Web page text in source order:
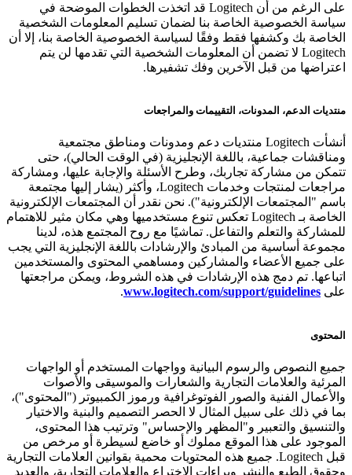
على الرغم من أن Logitech قد اتخذت الخطوات الموضحة في
سياسة الخصوصية الخاصة بنا لضمان تسليم المعلومات الشخصية
الخاصة بك وكشفها فقط وفقًا لسياسة الخصوصية الخاصة بنا، إلا أن
Logitech لا تضمن أن المعلومات الشخصية التي تقدمها لن يتم
اعتراضها من قبل الآخرين وفك تشفيرها.
منتديات الدعم، المدونات، التقييمات والمراجعات
أنشأت Logitech منتديات دعم ومدونات ومناطق مجتمعية
ومناقشات جماعية، باللغة الإنجليزية (في الوقت الحالي)، حتى
تتمكن من مشاركة تجاربك، وطرح الأسئلة والإجابة عليها، ومشاركة
مراجعات لمنتجات وخدمات Logitech، وأكثر (يشار إليها مجتمعة
باسم "المجتمعات الإلكترونية"). نحن نقدر أن المجتمعات الإلكترونية
الخاصة بـ Logitech تعكس تنوع مستخدميها وهي مكان مثير للاهتمام
للمشاركة والتعلم والتفاعل. تماشيًا مع روح المجتمع هذه، لدينا
مجموعة أساسية من المبادئ والإرشادات باللغة الإنجليزية التي يجب
على جميع الأعضاء والمشاركين ومساهمي المحتوى والمستخدمين
اتباعها. تم دمج هذه الإرشادات في هذه الشروط، ويمكن مراجعتها
على www.logitech.com/support/guidelines
.
المحتوى
جميع النصوص والرسوم البيانية وواجهات المستخدم أو الواجهات
المرئية والعلامات التجارية والشعارات والموسيقى والأصوات
والأعمال الفنية والصور الفوتوغرافية ورموز الكمبيوتر ("المحتوى")،
بما في ذلك على سبيل المثال لا الحصر التصميم والبنية والاختيار
والتنسيق والتعبير و"المظهر والإحساس" وترتيب هذا المحتوى،
الموجود على هذا الموقع مملوك أو خاضع لسيطرة أو مرخص من
قبل Logitech. جميع هذه المحتويات محمية بقوانين العلامات التجارية
وحقوق الطبع والنشر وبراءات الاختراع والعلامات التجارية، والعديد